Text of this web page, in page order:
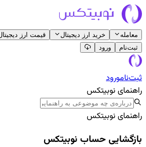
معامله خرید ارز دیجیتال قیمت ارز
ثبت‌نام
ورود
ثبت‌نامورود
راهنمای نوبیتکس
راهنمای نوبیتکس
بازگشایی حساب نوبیتکس